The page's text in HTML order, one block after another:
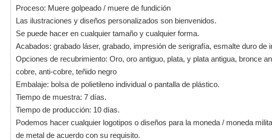
Proceso: Muere golpeado / muere de fundición
Las ilustraciones y diseños personalizados son bienvenidos.
Se puede hacer en cualquier tamaño y cualquier forma.
Acabados: grabado láser, grabado, impresión de serigrafía, esmalte duro
Opciones de recubrimiento: Oro, oro antiguo, plata, y plata antigua, bronce
cobre, anti-cobre, teñido negro
Embalaje: bolsa de polietileno individual o pantalla de plástico.
Tiempo de muestra: 7 días.
Tiempo de producción: 10 días.
Podemos hacer cualquier logotipos o diseños para la moneda / moneda
de metal de acuerdo con su requisito.